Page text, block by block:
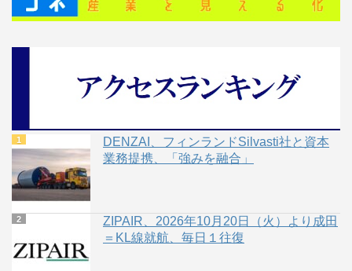
DENZAI、フィンランドSilvasti社と資本
業務提携、「強みを融合」
ZIPAIR、2026年10月20日（火）より成田
＝KL線就航、毎日１往復